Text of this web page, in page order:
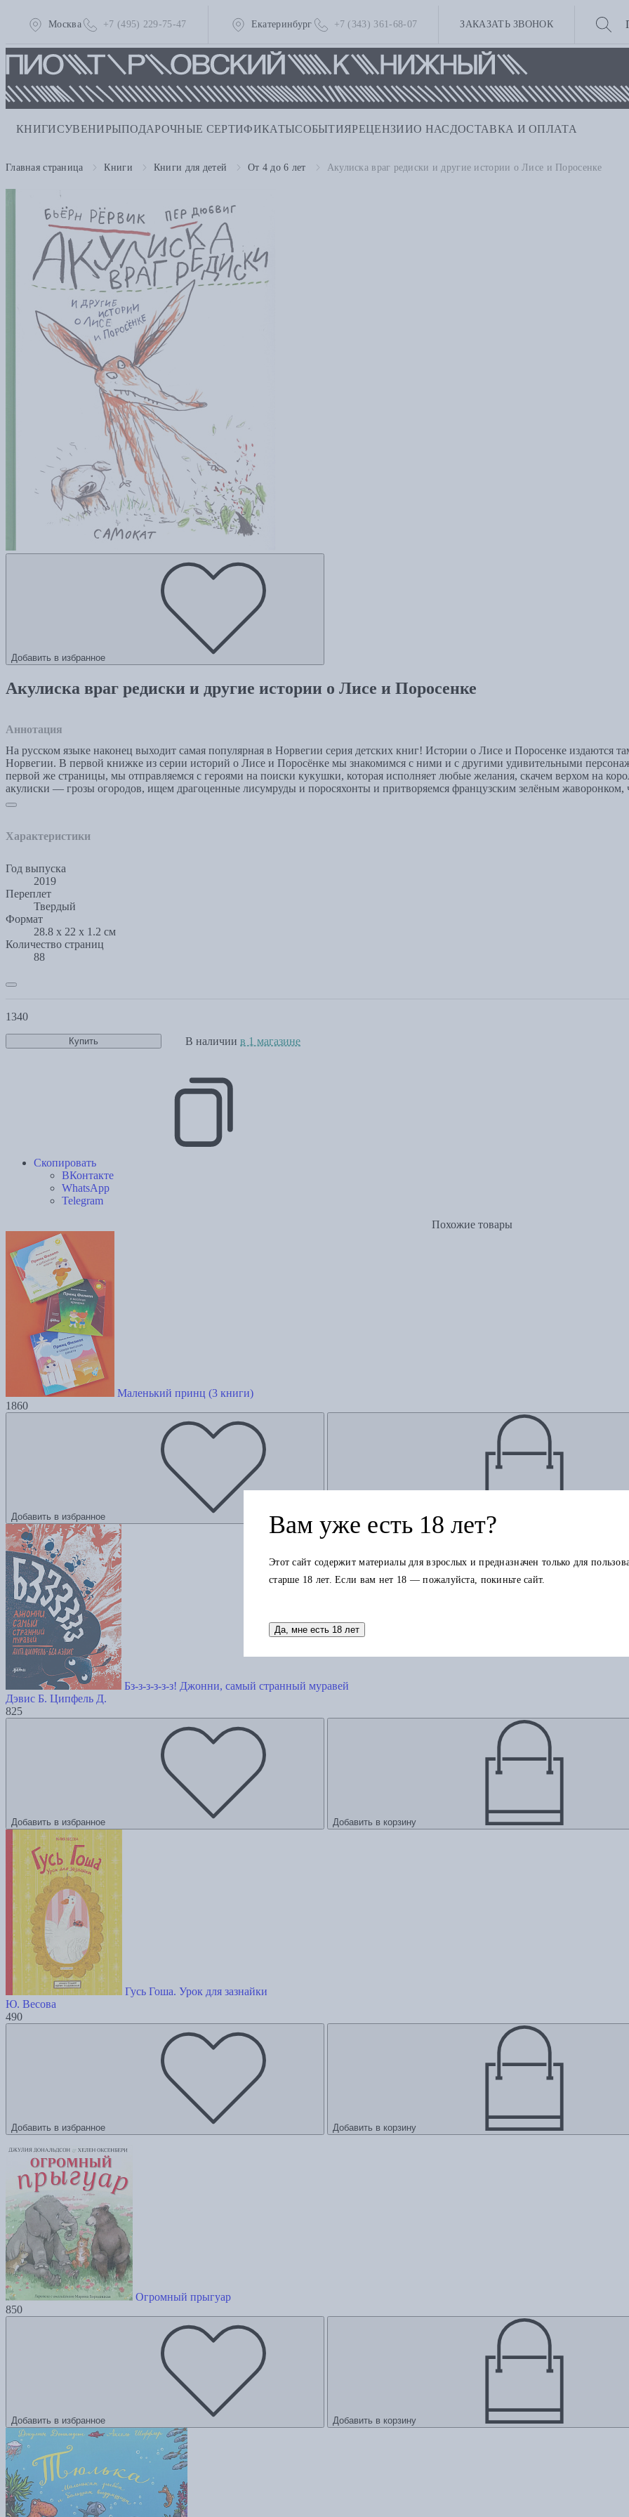
Москва +7 (495) 229-75-47 Екатеринбург +7 (343) 361-68-07 ЗАКАЗАТЬ ЗВОНОК
КНИГИСУВЕНИРЫПОДАРОЧНЫЕ СЕРТИФИКАТЫСОБЫТИЯРЕЦЕНЗИИО НАС ДОСТАВКА И ОПЛАТА
Главная страница Книги Книги для детей От 4 до 6 лет Акулиска враг редиски и другие истории о Лисе и Поросенке
Добавить в избранное
Акулиска враг редиски и другие истории о Лисе и Поросенке
Аннотация
На русском языке наконец выходит самая популярная в Норвегии серия детских книг! Истории о Лисе и Поросенке издаются
Норвегии. В первой книжке из серии историй о Лисе и Поросёнке мы знакомимся с ними и с другими удивительными
первой же страницы, мы отправляемся с героями на поиски кукушки, которая исполняет любые желания, скачем верхом на
акулиски — грозы огородов, ищем драгоценные лисумруды и поросяхонты и притворяемся французским зелёным жаворонком,
Характеристики
Год выпуска
2019
Переплет
Твердый
Формат
28.8 x 22 x 1.2 см
Количество страниц
88
1340
Купить В наличии в 1 магазине
Скопировать
ВКонтакте
WhatsApp
Telegram
Похожие товары
Маленький принц (3 книги)
1860
Добавить в избранное
Бз-з-з-з-з-з! Джонни, самый странный муравей
Дэвис Б. Ципфель Д.
825
Добавить в избранное Добавить в корзину
Гусь Гоша. Урок для зазнайки
Ю. Весова
490
Добавить в избранное Добавить в корзину
Огромный прыгуар
850
Добавить в избранное Добавить в корзину
Вам уже есть 18 лет?
Этот сайт содержит материалы для взрослых и предназначен только для
старше 18 лет. Если вам нет 18 — пожалуйста, покиньте сайт.
Да, мне есть 18 лет